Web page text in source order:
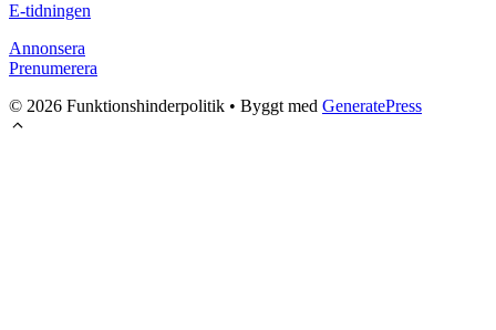
E-tidningen
Annonsera
Prenumerera
© 2026 Funktionshinderpolitik • Byggt med GeneratePress